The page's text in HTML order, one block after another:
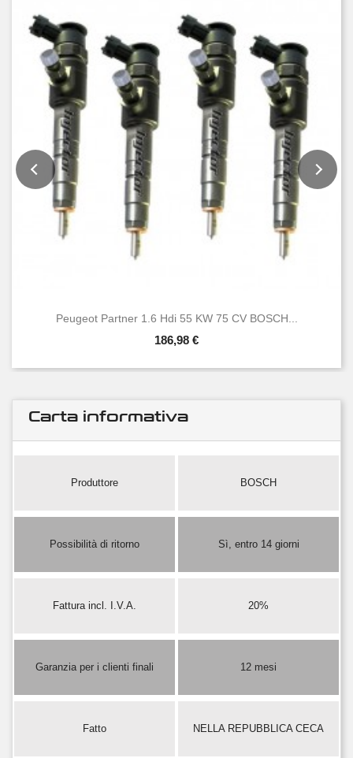
Peugeot Partner 1.6 Hdi 55 KW 75 CV BOSCH...
186,98 €
Carta informativa
Produttore BOSCH
Possibilità di ritorno Sì, entro 14 giorni
Fattura incl. I.V.A. 20%
Garanzia per i clienti finali 12 mesi
Fatto NELLA REPUBBLICA CECA